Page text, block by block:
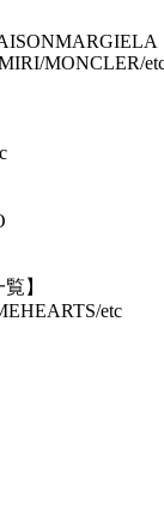
MONCLER/
】
etc